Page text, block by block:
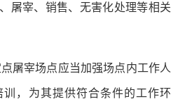
屠宰、销售、无害化处理等相关
屠宰场点应当加强场点内工作人
训，为其提供符合条件的工作环